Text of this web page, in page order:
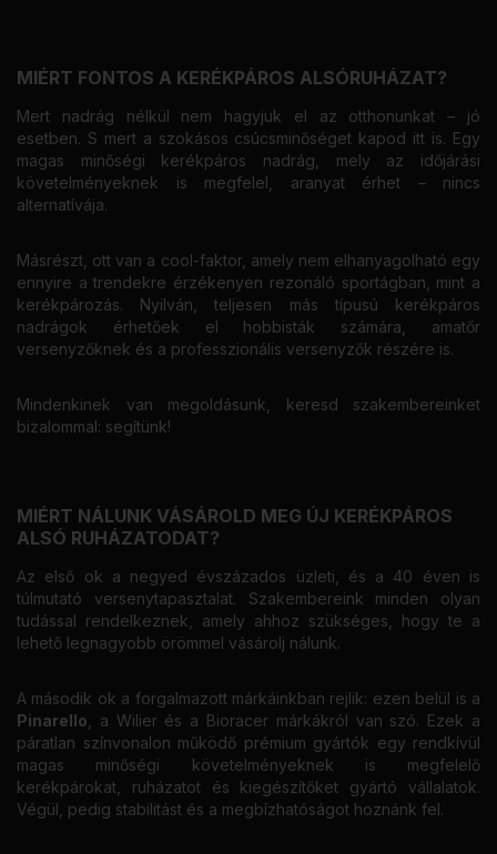
MIÉRT FONTOS A KERÉKPÁROS ALSÓRUHÁZAT?
Mert nadrág nélkül nem hagyjuk el az otthonunkat – jó
esetben. S mert a szokásos csúcsminőséget kapod itt is. Egy
magas minőségi kerékpáros nadrág, mely az időjárási
követelményeknek is megfelel, aranyat érhet – nincs
alternatívája.
Másrészt, ott van a cool-faktor, amely nem elhanyagolható egy
ennyire a trendekre érzékenyen rezonáló sportágban, mint a
kerékpározás. Nyilván, teljesen más típusú kerékpáros
nadrágok érhetőek el hobbisták számára, amatőr
versenyzőknek és a professzionális versenyzők részére is.
Mindenkinek van megoldásunk, keresd szakembereinket
bizalommal: segítünk!
MIÉRT NÁLUNK VÁSÁROLD MEG ÚJ KERÉKPÁROS
ALSÓ RUHÁZATODAT?
Az első ok a negyed évszázados üzleti, és a 40 éven is
túlmutató versenytapasztalat. Szakembereink minden olyan
tudással rendelkeznek, amely ahhoz szükséges, hogy te a
lehető legnagyobb örömmel vásárolj nálunk.
A második ok a forgalmazott márkáinkban rejlik: ezen belül is a
Pinarello , a Wilier és a Bioracer márkákról van szó. Ezek a
páratlan színvonalon működő prémium gyártók egy rendkívül
magas minőségi követelményeknek is megfelelő
kerékpárokat, ruházatot és kiegészítőket gyártó vállalatok.
Végül, pedig stabilitást és a megbízhatóságot hoznánk fel.